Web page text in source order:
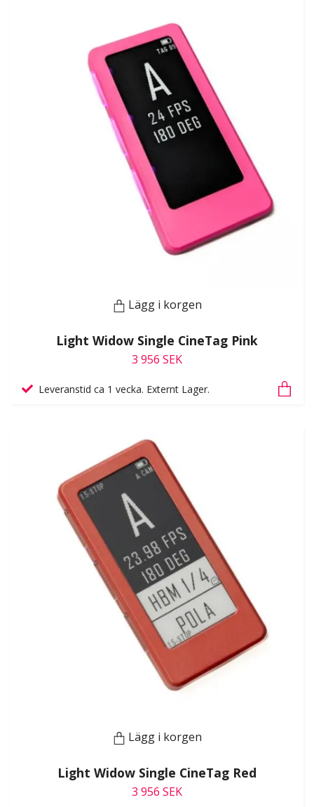
Lägg i korgen
Light Widow Single CineTag Pink
3 956 SEK
Leveranstid ca 1 vecka. Externt Lager.
Lägg i korgen
Light Widow Single CineTag Red
3 956 SEK